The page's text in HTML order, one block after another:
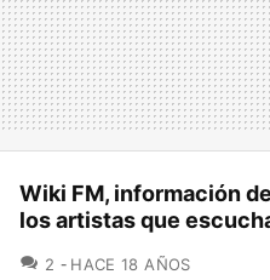
Wiki FM, información de
los artistas que
2 COMENTARIOS
HACE 18 AÑOS